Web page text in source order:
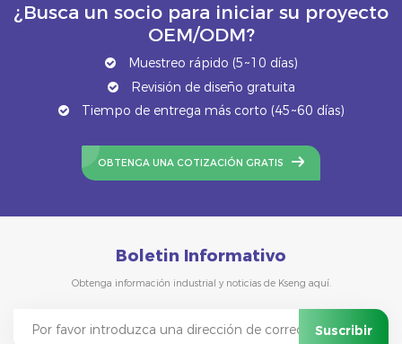
¿Busca un socio para iniciar su proyecto
OEM/ODM?
Muestreo rápido (5~10 días)
Revisión de diseño gratuita
Tiempo de entrega más corto (45~60 días)
OBTENGA UNA COTIZACIÓN GRATIS
Boletin Informativo
Obtenga información industrial y noticias de Kseng aquí.